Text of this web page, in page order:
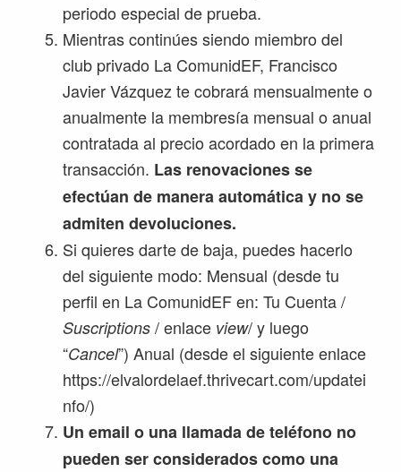
periodo especial de prueba.
Mientras continúes siendo miembro del
club privado La ComunidEF, Francisco
Javier Vázquez te cobrará mensualmente o
anualmente la membresía mensual o anual
contratada al precio acordado en la primera
transacción. Las renovaciones se
efectúan de manera automática y no se
admiten devoluciones.
Si quieres darte de baja, puedes hacerlo
del siguiente modo: Mensual (desde tu
perfil en La ComunidEF en: Tu Cuenta /
Suscriptions / enlace view/ y luego
“Cancel”) Anual (desde el siguiente enlace
https://elvalordelaef.thrivecart.com/updatei
nfo/)
Un email o una llamada de teléfono no
pueden ser considerados como una